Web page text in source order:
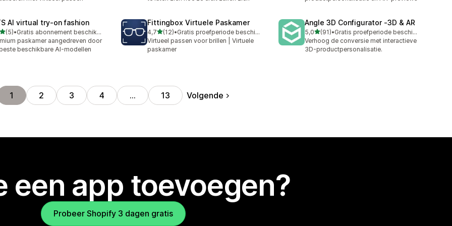
AI virtual try‑on fashion
5 sterren
(5) in totaal
•
Gratis abonnement beschikbaar
paskamer aangedreven door
beschikbare AI-modellen
Fittingbox Virtuele Paskamer
4,7van 5 sterren
(12)
12 recensies in totaal
•
Gratis proefperiode beschikbaar
Virtueel passen voor brillen | Virtuele
paskamer
Angle 3D Configurator ‑3D & AR
5,0van 5 sterren
(91)
91 recensies in totaal
•
Gratis proefperiode beschikbaar
Verhoog de conversie met interactieve
3D-productpersonalisatie.
1 2 3 4 … 13 Volgende
een app toevoegen?
Probeer Shopify 3 dagen gratis